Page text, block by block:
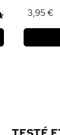
3,95 €